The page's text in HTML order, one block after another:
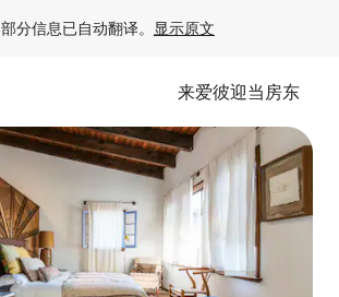
部分信息已自动翻译。 显示原文
来爱彼迎当房东